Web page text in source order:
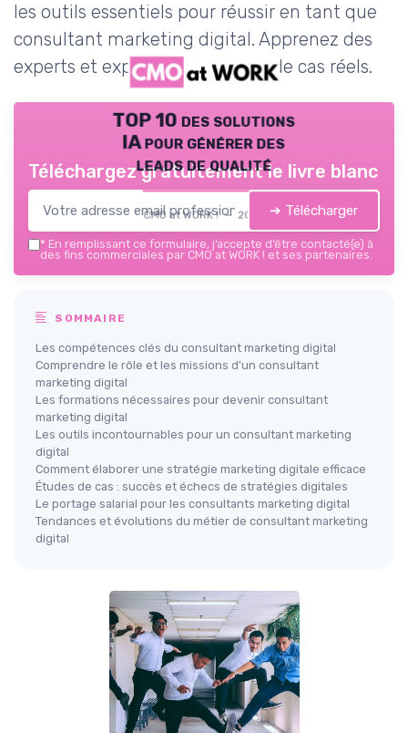
les outils essentiels pour réussir en tant que
consultant marketing digital. Apprenez des
experts et explorez des études de cas réels.
TOP 10 des solutions
IA pour générer des
leads de qualité
CMO at WORK ! — 2026
Téléchargez gratuitement le livre blanc
➔ Télécharger
* En remplissant ce formulaire, j’accepte d’être contacté(e) à
des fins commerciales par CMO at WORK ! et ses partenaires.
SOMMAIRE
Les compétences clés du consultant marketing digital
Comprendre le rôle et les missions d'un consultant
marketing digital
Les formations nécessaires pour devenir consultant
marketing digital
Les outils incontournables pour un consultant marketing
digital
Comment élaborer une stratégie marketing digitale efficace
Études de cas : succès et échecs de stratégies digitales
Le portage salarial pour les consultants marketing digital
Tendances et évolutions du métier de consultant marketing
digital